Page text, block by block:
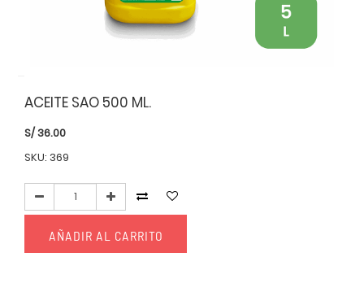
ACEITE SAO 500 ML.
S/36.00
SKU: 369
AÑADIR AL CARRITO